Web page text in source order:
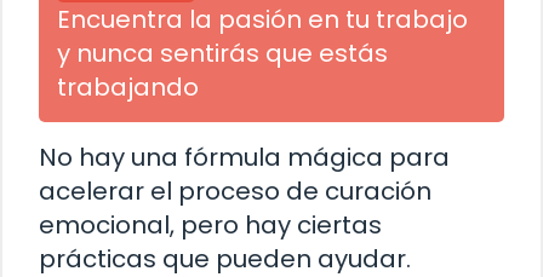
Encuentra la pasión en tu trabajo
y nunca sentirás que estás
trabajando
No hay una fórmula mágica para
acelerar el proceso de curación
emocional, pero hay ciertas
prácticas que pueden ayudar.